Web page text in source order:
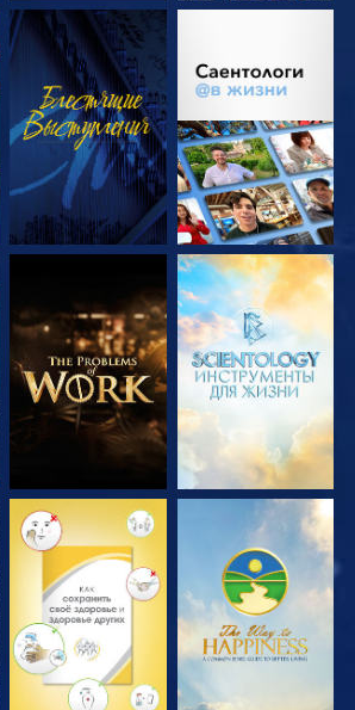
СМОТРЕТЬ
СМОТРЕТЬ
СМОТРЕТЬ
ПЕРЕДАЧИ
СМОТРЕТЬ
ПЕРЕДАЧИ
СМОТРЕТЬ СМОТРЕТЬ